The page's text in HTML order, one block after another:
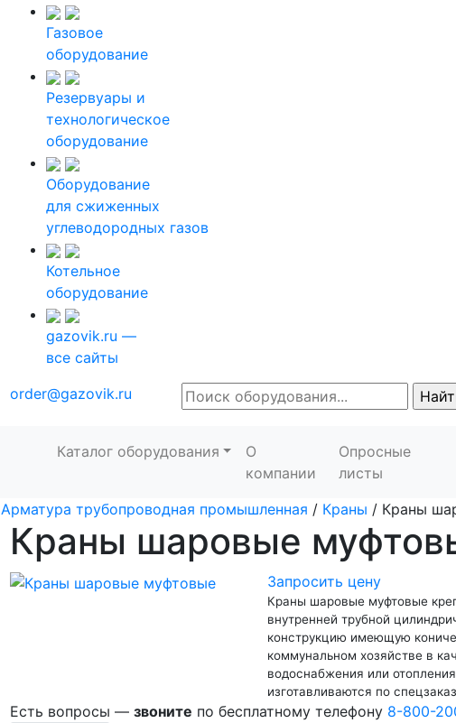
Газовое
оборудование
Резервуары и
технологическое
оборудование
Оборудование
для сжиженных
углеводородных газов
Котельное
оборудование
gazovik.ru —
все сайты
order@gazovik.ru
Каталог оборудования
О
компании
Опросные
листы
Арматура трубопроводная промышленная / Краны / Краны
Краны шаровые
Запросить цену
Краны шаровые муфтовые
внутренней трубной
конструкцию имеющую
коммунальном хозяйстве в
водоснабжения или
изготавливаются по
Есть вопросы — звоните по бесплатному телефону 8-800-